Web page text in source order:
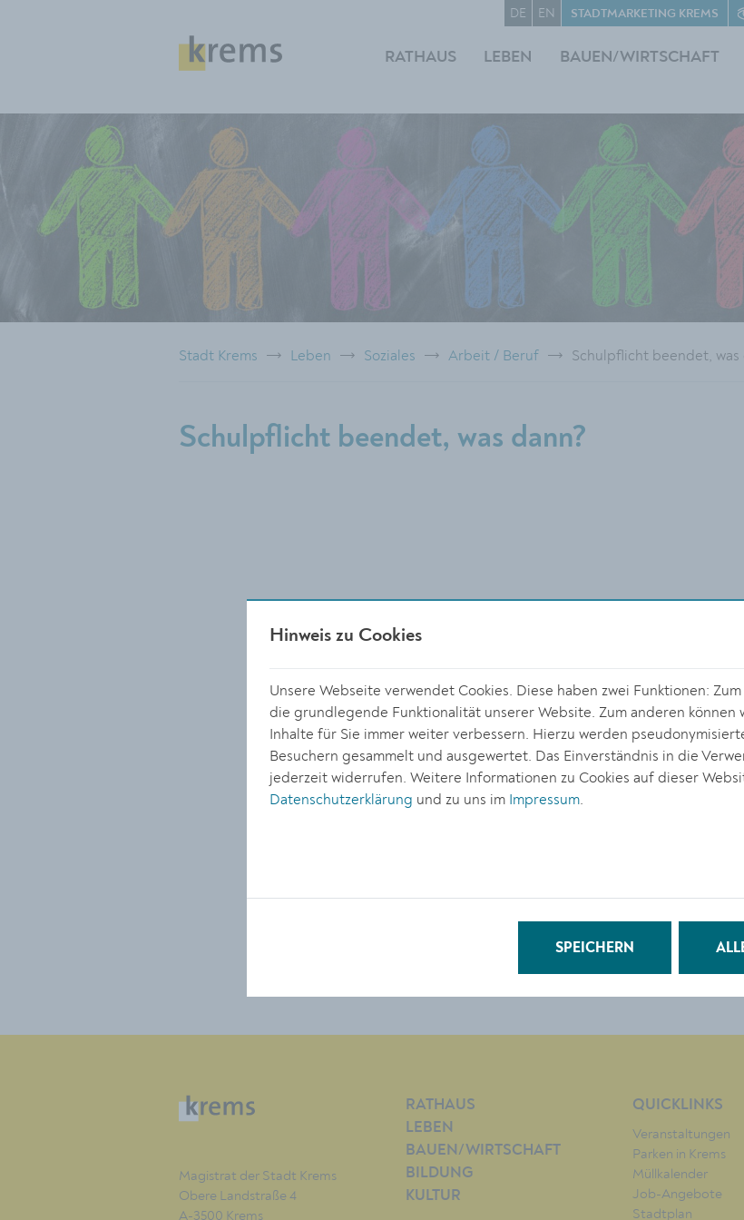
RATHAUS LEBEN BAUEN/WIRTSCHAFT
DE EN STADTMARKETING KREMS
Stadt Krems Leben Soziales Arbeit / Beruf Schulpflicht beendet, was
Schulpflicht beendet, was dann?
Magistrat der Stadt Krems
Obere Landstraße 4
A-3500 Krems
RATHAUS
LEBEN
BAUEN/WIRTSCHAFT
BILDUNG
KULTUR
QUICKLINKS
Veranstaltungen
Parken in Krems
Müllkalender
Job-Angebote
Stadtplan
Hinweis zu Cookies
Unsere Webseite verwendet Cookies. Diese haben zwei Funktionen:
die grundlegende Funktionalität unserer Website. Zum anderen können
Inhalte für Sie immer weiter verbessern. Hierzu werden
Besuchern gesammelt und ausgewertet. Das Einverständnis in die
jederzeit widerrufen. Weitere Informationen zu Cookies auf dieser
Datenschutzerklärung und zu uns im Impressum.
SPEICHERN